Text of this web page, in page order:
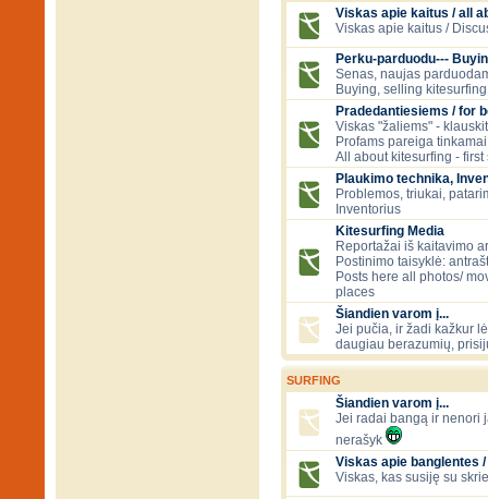
Viskas apie kaitus / all
Viskas apie kaitus /
Perku-parduodu---
Senas, naujas
Buying, selling
Pradedantiesiems / for
Viskas "žaliems" -
Profams pareiga
All about kitesurfing - first
Plaukimo technika,
Problemos, triukai,
Inventorius
Kitesurfing Media
Reportažai iš kaitavimo
Postinimo taisyklė:
Posts here all photos/
places
Šiandien varom į...
Jei pučia, ir žadi kažkur
daugiau berazumių,
SURFING
Šiandien varom į...
Jei radai bangą ir nenori
nerašyk
Viskas apie banglentes
Viskas, kas susiję su